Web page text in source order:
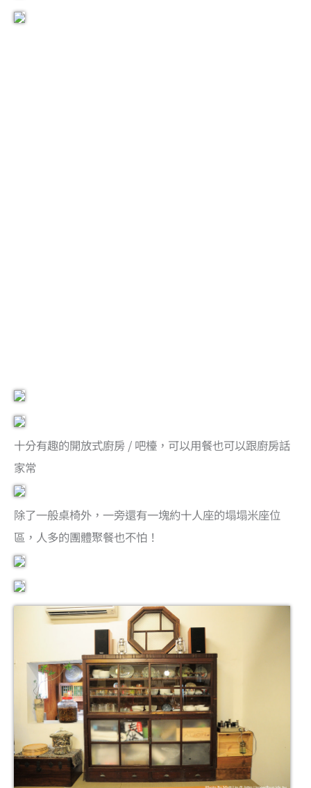
十分有趣的開放式廚房 / 吧檯，可以用餐也可以跟廚房話
家常
除了一般桌椅外，一旁還有一塊約十人座的塌塌米座位
區，人多的團體聚餐也不怕！